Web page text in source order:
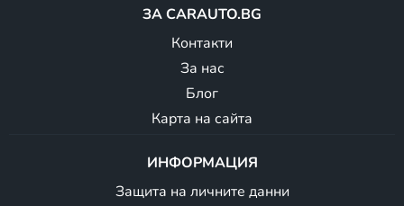
ЗА CARAUTO.BG
Контакти
За нас
Блог
Карта на сайта
ИНФОРМАЦИЯ
Защита на личните данни